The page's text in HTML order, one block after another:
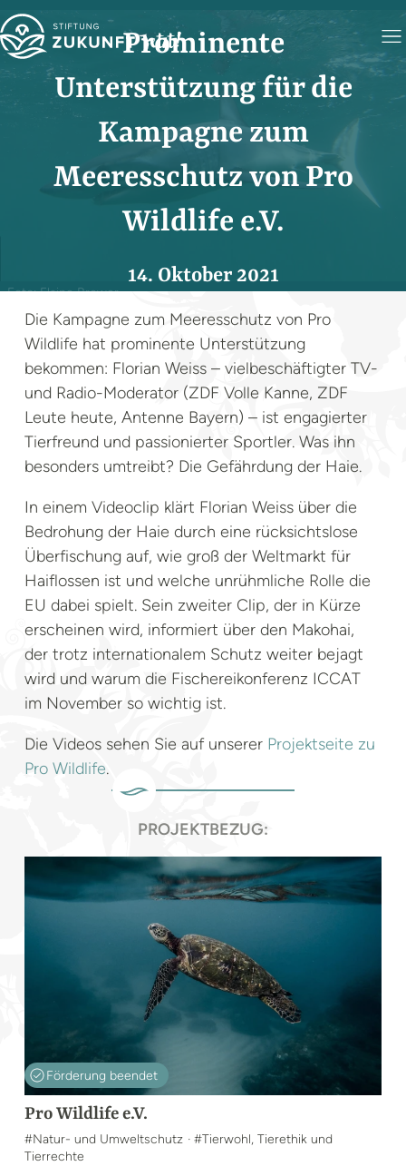
Foto: Elaine Brewer
Prominente
Unterstützung für die
Kampagne zum
Meeresschutz von Pro
Wildlife e.V.
14. Oktober 2021
Die Kampagne zum Meeresschutz von Pro
Wildlife hat prominente Unterstützung
bekommen: Florian Weiss – vielbeschäftigter TV-
und Radio-Moderator (ZDF Volle Kanne, ZDF
Leute heute, Antenne Bayern) – ist engagierter
Tierfreund und passionierter Sportler. Was ihn
besonders umtreibt? Die Gefährdung der Haie.
In einem Videoclip klärt Florian Weiss über die
Bedrohung der Haie durch eine rücksichtslose
Überfischung auf, wie groß der Weltmarkt für
Haiflossen ist und welche unrühmliche Rolle die
EU dabei spielt. Sein zweiter Clip, der in Kürze
erscheinen wird, informiert über den Makohai,
der trotz internationalem Schutz weiter bejagt
wird und warum die Fischereikonferenz ICCAT
im November so wichtig ist.
Die Videos sehen Sie auf unserer Projektseite zu
Pro Wildlife.
PROJEKTBEZUG:
Förderung beendet
Pro Wildlife e.V.
#Natur- und Umweltschutz · #Tierwohl, Tierethik und
Tierrechte